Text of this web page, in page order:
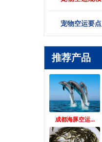
宠物空运要点
推荐产品
成都海豚空运...